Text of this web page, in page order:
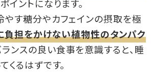
イントになります。
やす糖分やカフェインの摂取を極
負担をかけない植物性のタンパク
ンスの良い食事を意識すると、睡
くるはずです。